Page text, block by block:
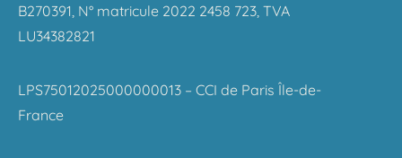
B270391, N° matricule 2022 2458 723, TVA
LU34382821
LPS75012025000000013 – CCI de Paris Île-de-
France